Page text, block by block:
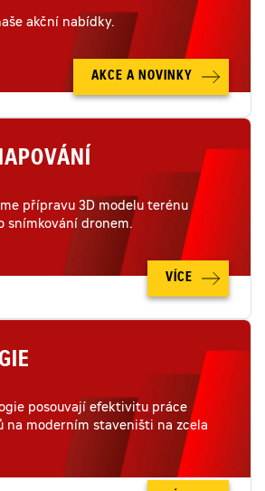
akční nabídky.
AKCE A NOVINKY
přípravu 3D modelu terénu
snímkování dronem.
VÍCE
posouvají efektivitu práce
na moderním staveništi na zcela